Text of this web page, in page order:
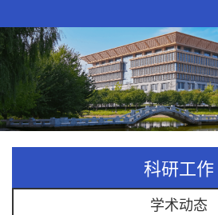
科研工作
学术动态